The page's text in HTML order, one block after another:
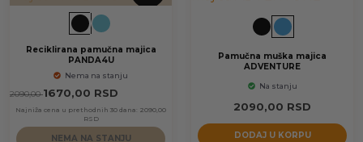
Reciklirana pamučna majica
PANDA4U
Nema na stanju
2090,00 1670,00 RSD
Najniža cena u prethodnih 30 dana: 2090,00
RSD
NEMA NA STANJU
Pamučna muška majica
ADVENTURE
Na stanju
2090,00 RSD
DODAJ U KORPU